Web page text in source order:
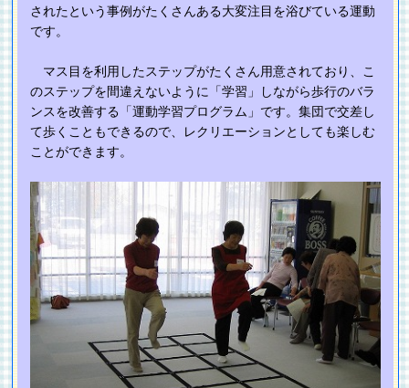
されたという事例がたくさんある大変注目を浴びている運動
です。
マス目を利用したステップがたくさん用意されており、こ
のステップを間違えないように「学習」しながら歩行のバラ
ンスを改善する「運動学習プログラム」です。集団で交差し
て歩くこともできるので、レクリエーションとしても楽しむ
ことができます。